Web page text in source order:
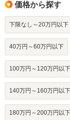
価格から探す
下限なし～20万円以下
40万円～60万円以下
100万円～120万円以下
140万円～160万円以下
180万円～200万円以下